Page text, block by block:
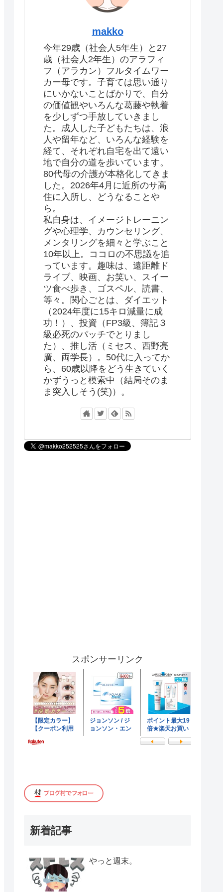
makko
今年29歳（社会人5年生）と27
歳（社会人2年生）のアラフィ
フ（アラカン）フルタイムワー
カー母です。子育ては思い通り
にいかないことばかりで、自分
の価値観やいろんな葛藤や執着
を少しずつ手放していきまし
た。成人した子どもたちは、浪
人や留年など、いろんな経験を
経て、それぞれ自宅を出て遠い
地で自分の道を歩いています。
80代母の介護が本格化してきま
した。2026年4月に近所のサ高
住に入所し、どうなることや
ら。
私自身は、イメージトレーニン
グや心理学、カウンセリング、
メンタリングを細々と学ぶこと
10年以上。ココロの不思議を追
っています。趣味は、遠距離ド
ライブ、映画、お笑い、スイー
ツ食べ歩き、ゴスペル、読書、
等々。関心ごとは、ダイエット
（2024年度に15キロ減量に成
功！）、投資（FP3級、簿記３
級必死のパッチでとりまし
た）、推し活（ミセス、西野亮
廣、両学長）。50代に入ってか
ら、60歳以降をどう生きていく
かずうっと模索中（結局そのま
ま突入しそう(笑)）。
スポンサーリンク
新着記事
やっと週末。